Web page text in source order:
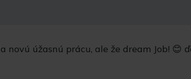
novú úžasnú prácu, ale že dream Job! 😊